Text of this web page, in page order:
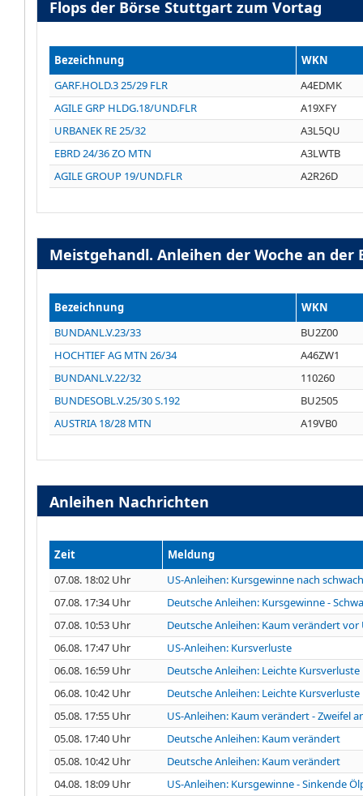
Flops der Börse Stuttgart zum Vortag
Bezeichnung
WKN
GARF.HOLD.3 25/29 FLR
A4EDMK
AGILE GRP HLDG.18/UND.FLR
A19XFY
URBANEK RE 25/32
A3L5QU
EBRD 24/36 ZO MTN
A3LWTB
AGILE GROUP 19/UND.FLR
A2R26D
Meistgehandl. Anleihen der Woche an der
Bezeichnung
WKN
BUNDANL.V.23/33
BU2Z00
HOCHTIEF AG MTN 26/34
A46ZW1
BUNDANL.V.22/32
110260
BUNDESOBL.V.25/30 S.192
BU2505
AUSTRIA 18/28 MTN
A19VB0
Anleihen Nachrichten
Zeit
Meldung
07.08. 18:02 Uhr
US-Anleihen: Kursgewinne nach
07.08. 17:34 Uhr
Deutsche Anleihen: Kursgewinne -
07.08. 10:53 Uhr
Deutsche Anleihen: Kaum verändert
06.08. 17:47 Uhr
US-Anleihen: Kursverluste
06.08. 16:59 Uhr
Deutsche Anleihen: Leichte Kursverluste
06.08. 10:42 Uhr
Deutsche Anleihen: Leichte Kursverluste
05.08. 17:55 Uhr
US-Anleihen: Kaum verändert - Zweifel
05.08. 17:40 Uhr
Deutsche Anleihen: Kaum verändert
05.08. 10:42 Uhr
Deutsche Anleihen: Kaum verändert
04.08. 18:09 Uhr
US-Anleihen: Kursgewinne - Sinkende